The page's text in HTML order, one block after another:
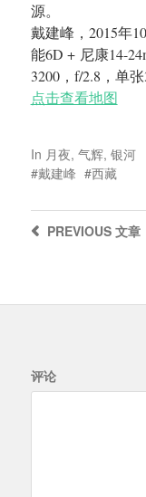
源。
戴建峰，2015年
能6D + 尼康14-
3200，f/2.8，单
点击查看地图
In 月夜, 气辉, 银河
戴建峰
西藏
PREVIOUS文章
评论